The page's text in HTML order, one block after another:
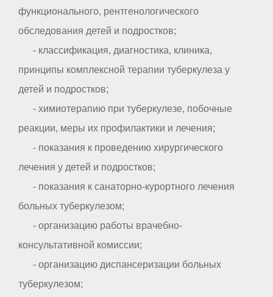
функционального, рентгенологического
обследования детей и подростков;
- классификация, диагностика, клиника,
принципы комплексной терапии туберкулеза у
детей и подростков;
- химиотерапию при туберкулезе, побочные
реакции, меры их профилактики и лечения;
- показания к проведению хирургического
лечения у детей и подростков;
- показания к санаторно-курортного лечения
больных туберкулезом;
- организацию работы врачебно-
консультативной комиссии;
- организацию диспансеризации больных
туберкулезом;